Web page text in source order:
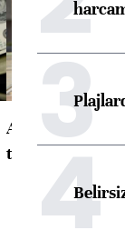
ABD'de konut
toparlandı
3
4